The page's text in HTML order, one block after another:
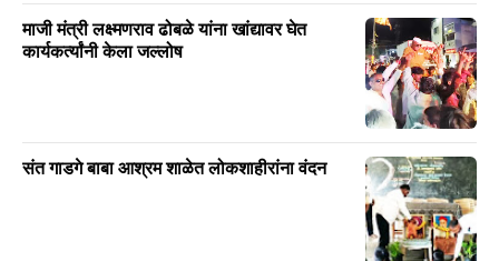
माजी मंत्री लक्ष्मणराव ढोबळे यांना खांद्यावर घेत
कार्यकर्त्यांनी केला जल्लोष
संत गाडगे बाबा आश्रम शाळेत लोकशाहीरांना वंदन